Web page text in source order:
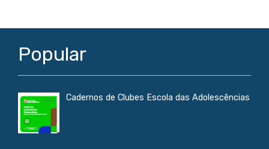
Popular
Cadernos de Clubes Escola das Adolescências